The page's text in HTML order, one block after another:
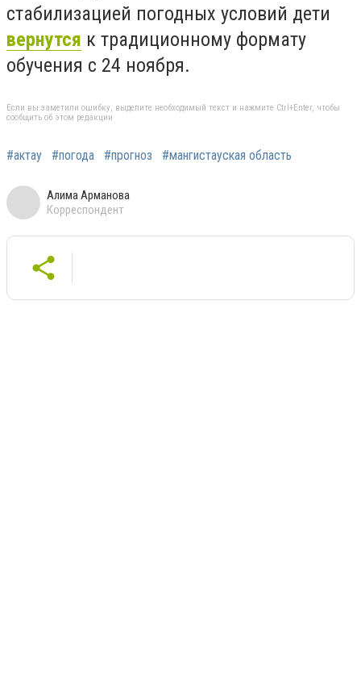
стабилизацией погодных условий дети
вернутся к традиционному формату
обучения с 24 ноября.
Если вы заметили ошибку, выделите необходимый текст и нажмите Ctrl+Enter, чтобы
сообщить об этом редакции
#актау #погода #прогноз #мангистауская область
Алима Арманова
Корреспондент